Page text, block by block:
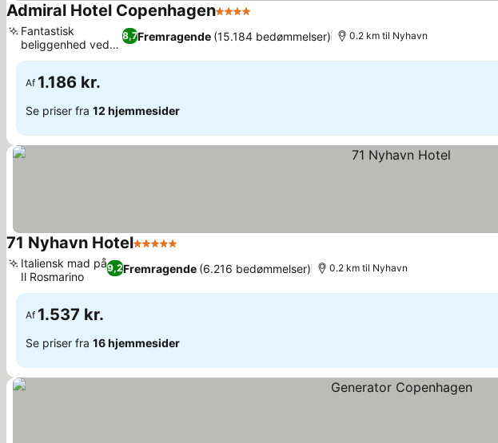
Admiral Hotel Copenhagen4 Stjerner
8,7Fremragende (15.184 bedømmelser)
Fantastisk
beliggenhed ved
vandet
0.2 km til Nyhavn
Af 1.186 kr.
Se priser fra 12 hjemmesider
71 Nyhavn Hotel5 Stjerner
9,2Fremragende (6.216 bedømmelser)
Italiensk mad på
Il Rosmarino
0.2 km til Nyhavn
Af 1.537 kr.
Se priser fra 16 hjemmesider